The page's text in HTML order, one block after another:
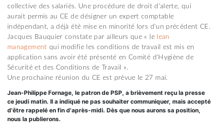
collective des salariés. Une procédure de droit d'alerte, qui
aurait permis au CE de désigner un expert comptable
indépendant, a déjà été mise en minorité lors d'un précédent CE.
Jacques Bauquier constate par ailleurs que « le lean
management qui modifie les conditions de travail est mis en
application sans avoir été présenté en Comité d'Hygiène de
Sécurité et des Conditions de Travail ».
Une prochaine réunion du CE est prévue le 27 mai.
Jean-Philippe Fornage, le patron de PSP, a brièvement reçu la presse
ce jeudi matin. Il a indiqué ne pas souhaiter communiquer, mais accepté
d'être rappelé en fin d'après-midi. Dès que nous aurons sa position,
nous la publierons.